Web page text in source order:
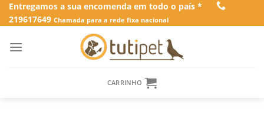
SkipEntregamos a sua encomenda em todo o país *
219617649 Chamada para a rede fixa nacional
CARRINHO